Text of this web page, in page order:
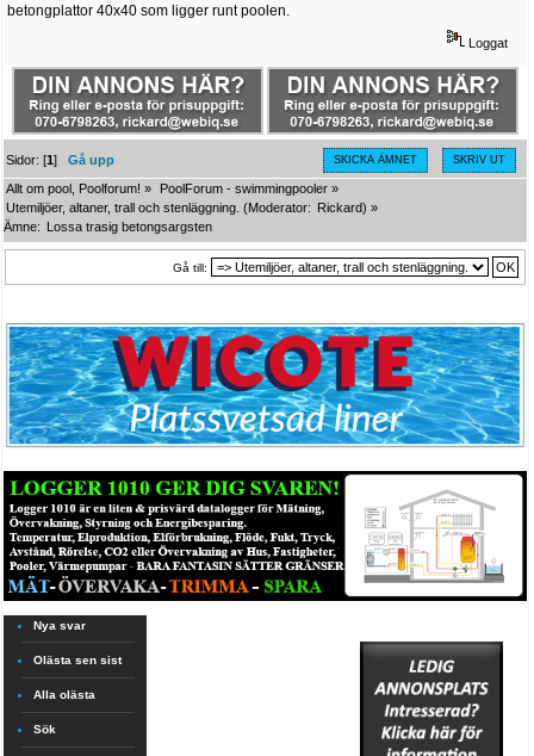
betongplattor 40x40 som ligger runt poolen.
Loggat
SKICKA ÄMNET SKRIV UT
Sidor: [1]Gå upp
Allt om pool, Poolforum! » PoolForum - swimmingpooler »
Utemiljöer, altaner, trall och stenläggning. (Moderator: Rickard) »
Ämne: Lossa trasig betongsargsten
Gå till:
Nya svar
Olästa sen sist
Alla olästa
Sök